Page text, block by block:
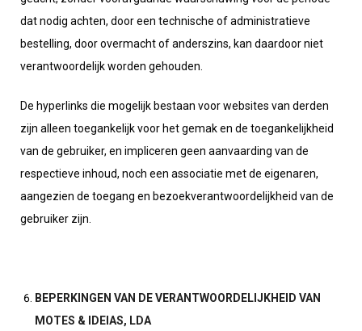
dat nodig achten, door een technische of administratieve
bestelling, door overmacht of anderszins, kan daardoor niet
verantwoordelijk worden gehouden.
De hyperlinks die mogelijk bestaan voor websites van derden
zijn alleen toegankelijk voor het gemak en de toegankelijkheid
van de gebruiker, en impliceren geen aanvaarding van de
respectieve inhoud, noch een associatie met de eigenaren,
aangezien de toegang en bezoekverantwoordelijkheid van de
gebruiker zijn.
BEPERKINGEN VAN DE VERANTWOORDELIJKHEID VAN
MOTES & IDEIAS, LDA